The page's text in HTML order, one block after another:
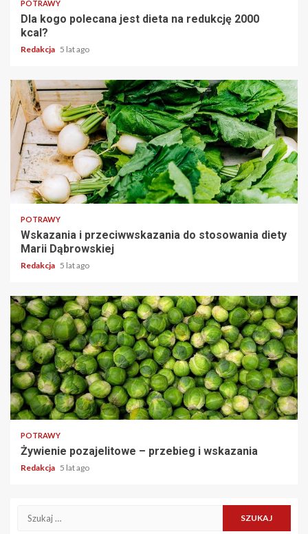
POTRAWY
Dla kogo polecana jest dieta na redukcję 2000
kcal?
Redakcja 5 lat ago
2 min read
POTRAWY
Wskazania i przeciwwskazania do stosowania diety
Marii Dąbrowskiej
Redakcja 5 lat ago
2 min read
POTRAWY
Żywienie pozajelitowe – przebieg i wskazania
Redakcja 5 lat ago
Szukaj: